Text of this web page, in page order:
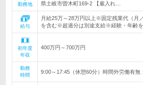
勤務地
県土岐市曽木町169-2 【雇入れ…
給与
月給25万～28万円以上※固定残業代（月
を含む※超過分は別途支給※経験・年齢
初年度
年収
400万円～700万円
勤務
時間
9:00～17:45（休憩60分）時間外労働有無